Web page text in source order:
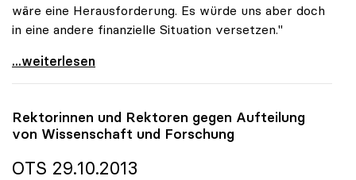
wäre eine Herausforderung. Es würde uns aber doch
in eine andere finanzielle Situation versetzen."
Koalition: Unis wollen Eigentümer ihrer Gebäude
...weiterlesen
Rektorinnen und Rektoren gegen Aufteilung
von Wissenschaft und Forschung
OTS 29.10.2013